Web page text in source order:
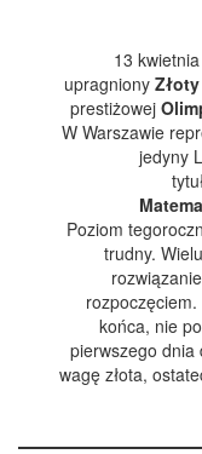
13
upragniony
prestiżowej
W Warszawie
jedyny
Poziom
trudny.
rozpoczęciem.
końca, nie
pierwszego dnia
wagę złota,